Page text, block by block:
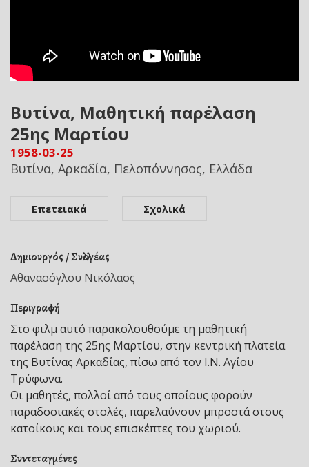
Βυτίνα, Μαθητική παρέλαση
25ης Μαρτίου
1958-03-25
Βυτίνα, Αρκαδία, Πελοπόννησος, Ελλάδα
Επετειακά Σχολικά
Δημιουργός / Συλλογέας
Αθανασόγλου Νικόλαος
Περιγραφή
Στο φιλμ αυτό παρακολουθούμε τη μαθητική
παρέλαση της 25ης Μαρτίου, στην κεντρική πλατεία
της Βυτίνας Αρκαδίας, πίσω από τον Ι.Ν. Αγίου
Τρύφωνα.
Οι μαθητές, πολλοί από τους οποίους φορούν
παραδοσιακές στολές, παρελαύνουν μπροστά στους
κατοίκους και τους επισκέπτες του χωριού.
Συντεταγμένες